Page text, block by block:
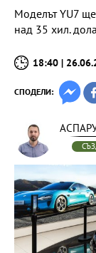
Моделът YU7
над 35 хил.
18:40 |
СПОДЕЛИ: